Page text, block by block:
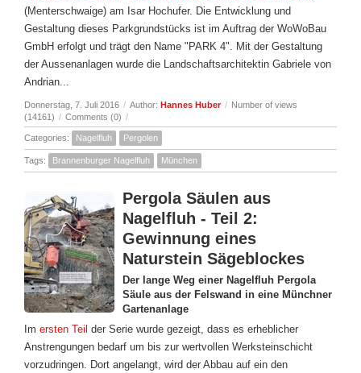
(Menterschwaige) am Isar Hochufer. Die Entwicklung und
Gestaltung dieses Parkgrundstücks ist im Auftrag der WoWoBau
GmbH erfolgt und trägt den Name "PARK 4". Mit der Gestaltung
der Aussenanlagen wurde die Landschaftsarchitektin Gabriele von
Andrian...
Donnerstag, 7. Juli 2016 / Author: Hannes Huber / Number of views
(14161) / Comments (0) /
Categories: Nagelfluh Pergolen
Tags: Brannenburger Nagelfluh München
Pergola Säulen aus
Nagelfluh - Teil 2:
Gewinnung eines
Naturstein Sägeblockes
Der lange Weg einer Nagelfluh Pergola
Säule aus der Felswand in eine Münchner
Gartenanlage
Im ersten Teil der Serie wurde gezeigt, dass es erheblicher
Anstrengungen bedarf um bis zur wertvollen Werksteinschicht
vorzudringen. Dort angelangt, wird der Abbau auf ein den